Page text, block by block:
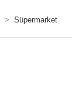
Süpermarket